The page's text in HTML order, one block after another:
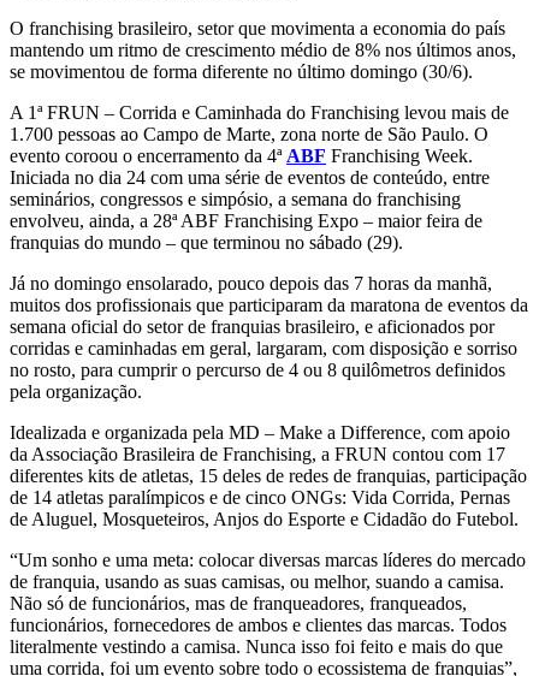
O franchising brasileiro, setor que movimenta a economia do país
mantendo um ritmo de crescimento médio de 8% nos últimos anos,
se movimentou de forma diferente no último domingo (30/6).
A 1ª FRUN – Corrida e Caminhada do Franchising levou mais de
1.700 pessoas ao Campo de Marte, zona norte de São Paulo. O
evento coroou o encerramento da 4ª ABF Franchising Week.
Iniciada no dia 24 com uma série de eventos de conteúdo, entre
seminários, congressos e simpósio, a semana do franchising
envolveu, ainda, a 28ª ABF Franchising Expo – maior feira de
franquias do mundo – que terminou no sábado (29).
Já no domingo ensolarado, pouco depois das 7 horas da manhã,
muitos dos profissionais que participaram da maratona de eventos da
semana oficial do setor de franquias brasileiro, e aficionados por
corridas e caminhadas em geral, largaram, com disposição e sorriso
no rosto, para cumprir o percurso de 4 ou 8 quilômetros definidos
pela organização.
Idealizada e organizada pela MD – Make a Difference, com apoio
da Associação Brasileira de Franchising, a FRUN contou com 17
diferentes kits de atletas, 15 deles de redes de franquias, participação
de 14 atletas paralímpicos e de cinco ONGs: Vida Corrida, Pernas
de Aluguel, Mosqueteiros, Anjos do Esporte e Cidadão do Futebol.
“Um sonho e uma meta: colocar diversas marcas líderes do mercado
de franquia, usando as suas camisas, ou melhor, suando a camisa.
Não só de funcionários, mas de franqueadores, franqueados,
funcionários, fornecedores de ambos e clientes das marcas. Todos
literalmente vestindo a camisa. Nunca isso foi feito e mais do que
uma corrida, foi um evento sobre todo o ecossistema de franquias”,